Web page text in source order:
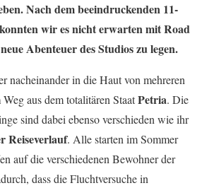
Nach dem beeindruckenden 11-
wir es nicht erwarten mit Road
Abenteuer des Studios zu legen.
nacheinander in die Haut von mehreren
aus dem totalitären StaatPetria. Die
sind dabei ebenso verschieden wie ihr
Reiseverlauf. Alle starten im Sommer
auf die verschiedenen Bewohner der
dass die Fluchtversuche in